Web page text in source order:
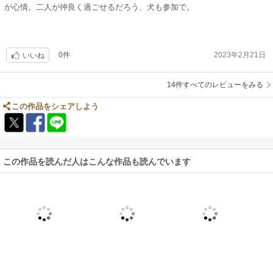
が心情。二人が仲良く過ごせるだろう、犬も参加で。
いいね 0件 2023年2月21日
14件すべてのレビューをみる
この作品をシェアしよう
この作品を読んだ人はこんな作品も読んでいます